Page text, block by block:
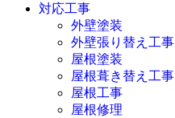
対応工事
外壁塗装
外壁張り替え工事
屋根塗装
屋根葺き替え工事
屋根工事
屋根修理